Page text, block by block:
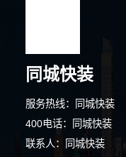
同城快装
服务热线：同城快装
400电话：同城快装
联系人：同城快装
1分钟前 陈女士 正在咨询